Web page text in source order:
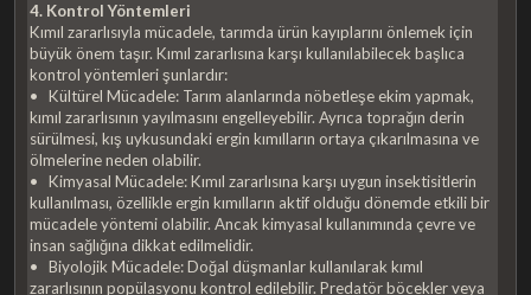
4. Kontrol Yöntemleri
Kımıl zararlısıyla mücadele, tarımda ürün kayıplarını önlemek için
büyük önem taşır. Kımıl zararlısına karşı kullanılabilecek başlıca
kontrol yöntemleri şunlardır:
• Kültürel Mücadele: Tarım alanlarında nöbetleşe ekim yapmak,
kımıl zararlısının yayılmasını engelleyebilir. Ayrıca toprağın derin
sürülmesi, kış uykusundaki ergin kımılların ortaya çıkarılmasına ve
ölmelerine neden olabilir.
• Kimyasal Mücadele: Kımıl zararlısına karşı uygun insektisitlerin
kullanılması, özellikle ergin kımılların aktif olduğu dönemde etkili bir
mücadele yöntemi olabilir. Ancak kimyasal kullanımında çevre ve
insan sağlığına dikkat edilmelidir.
• Biyolojik Mücadele: Doğal düşmanlar kullanılarak kımıl
zararlısının popülasyonu kontrol edilebilir. Predatör böcekler veya